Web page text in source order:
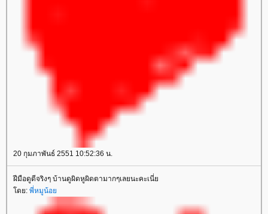
20 กุมภาพันธ์ 2551 10:52:36 น.
ฝีมือดูดีจริงๆ บ้านดูผิดหูผิดตามากๆเลยนะคะเนี่
ดย: พี่หมูน้อ